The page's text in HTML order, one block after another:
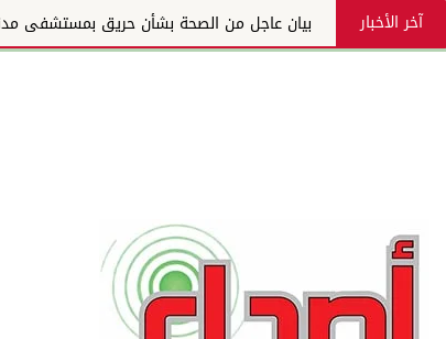
آخر الأخبار بيان عاجل من الصحة بشأن حريق بمستشفى مدني